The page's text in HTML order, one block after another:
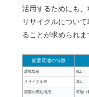
活用するためにも
リサイクルについ
ることが求められま
鉛蓄電池の特徴
環境負荷 低い
リサイクル率 高い
資源の有効活用 可能（